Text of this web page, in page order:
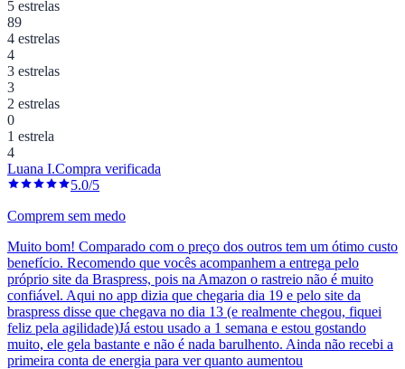
5 estrelas
89
4 estrelas
4
3 estrelas
3
2 estrelas
0
1 estrela
4
Luana I.Compra verificada
5.0/5
Comprem sem medo
Muito bom! Comparado com o preço dos outros tem um ótimo custo
benefício. Recomendo que vocês acompanhem a entrega pelo
próprio site da Braspress, pois na Amazon o rastreio não é muito
confiável. Aqui no app dizia que chegaria dia 19 e pelo site da
braspress disse que chegava no dia 13 (e realmente chegou, fiquei
feliz pela agilidade)Já estou usado a 1 semana e estou gostando
muito, ele gela bastante e não é nada barulhento. Ainda não recebi a
primeira conta de energia para ver quanto aumentou